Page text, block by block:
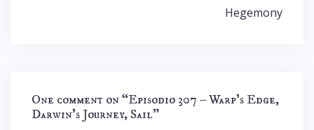
Hegemony
One comment on “Episodio 307 – Warp’s Edge,
Darwin’s Journey, Sail”